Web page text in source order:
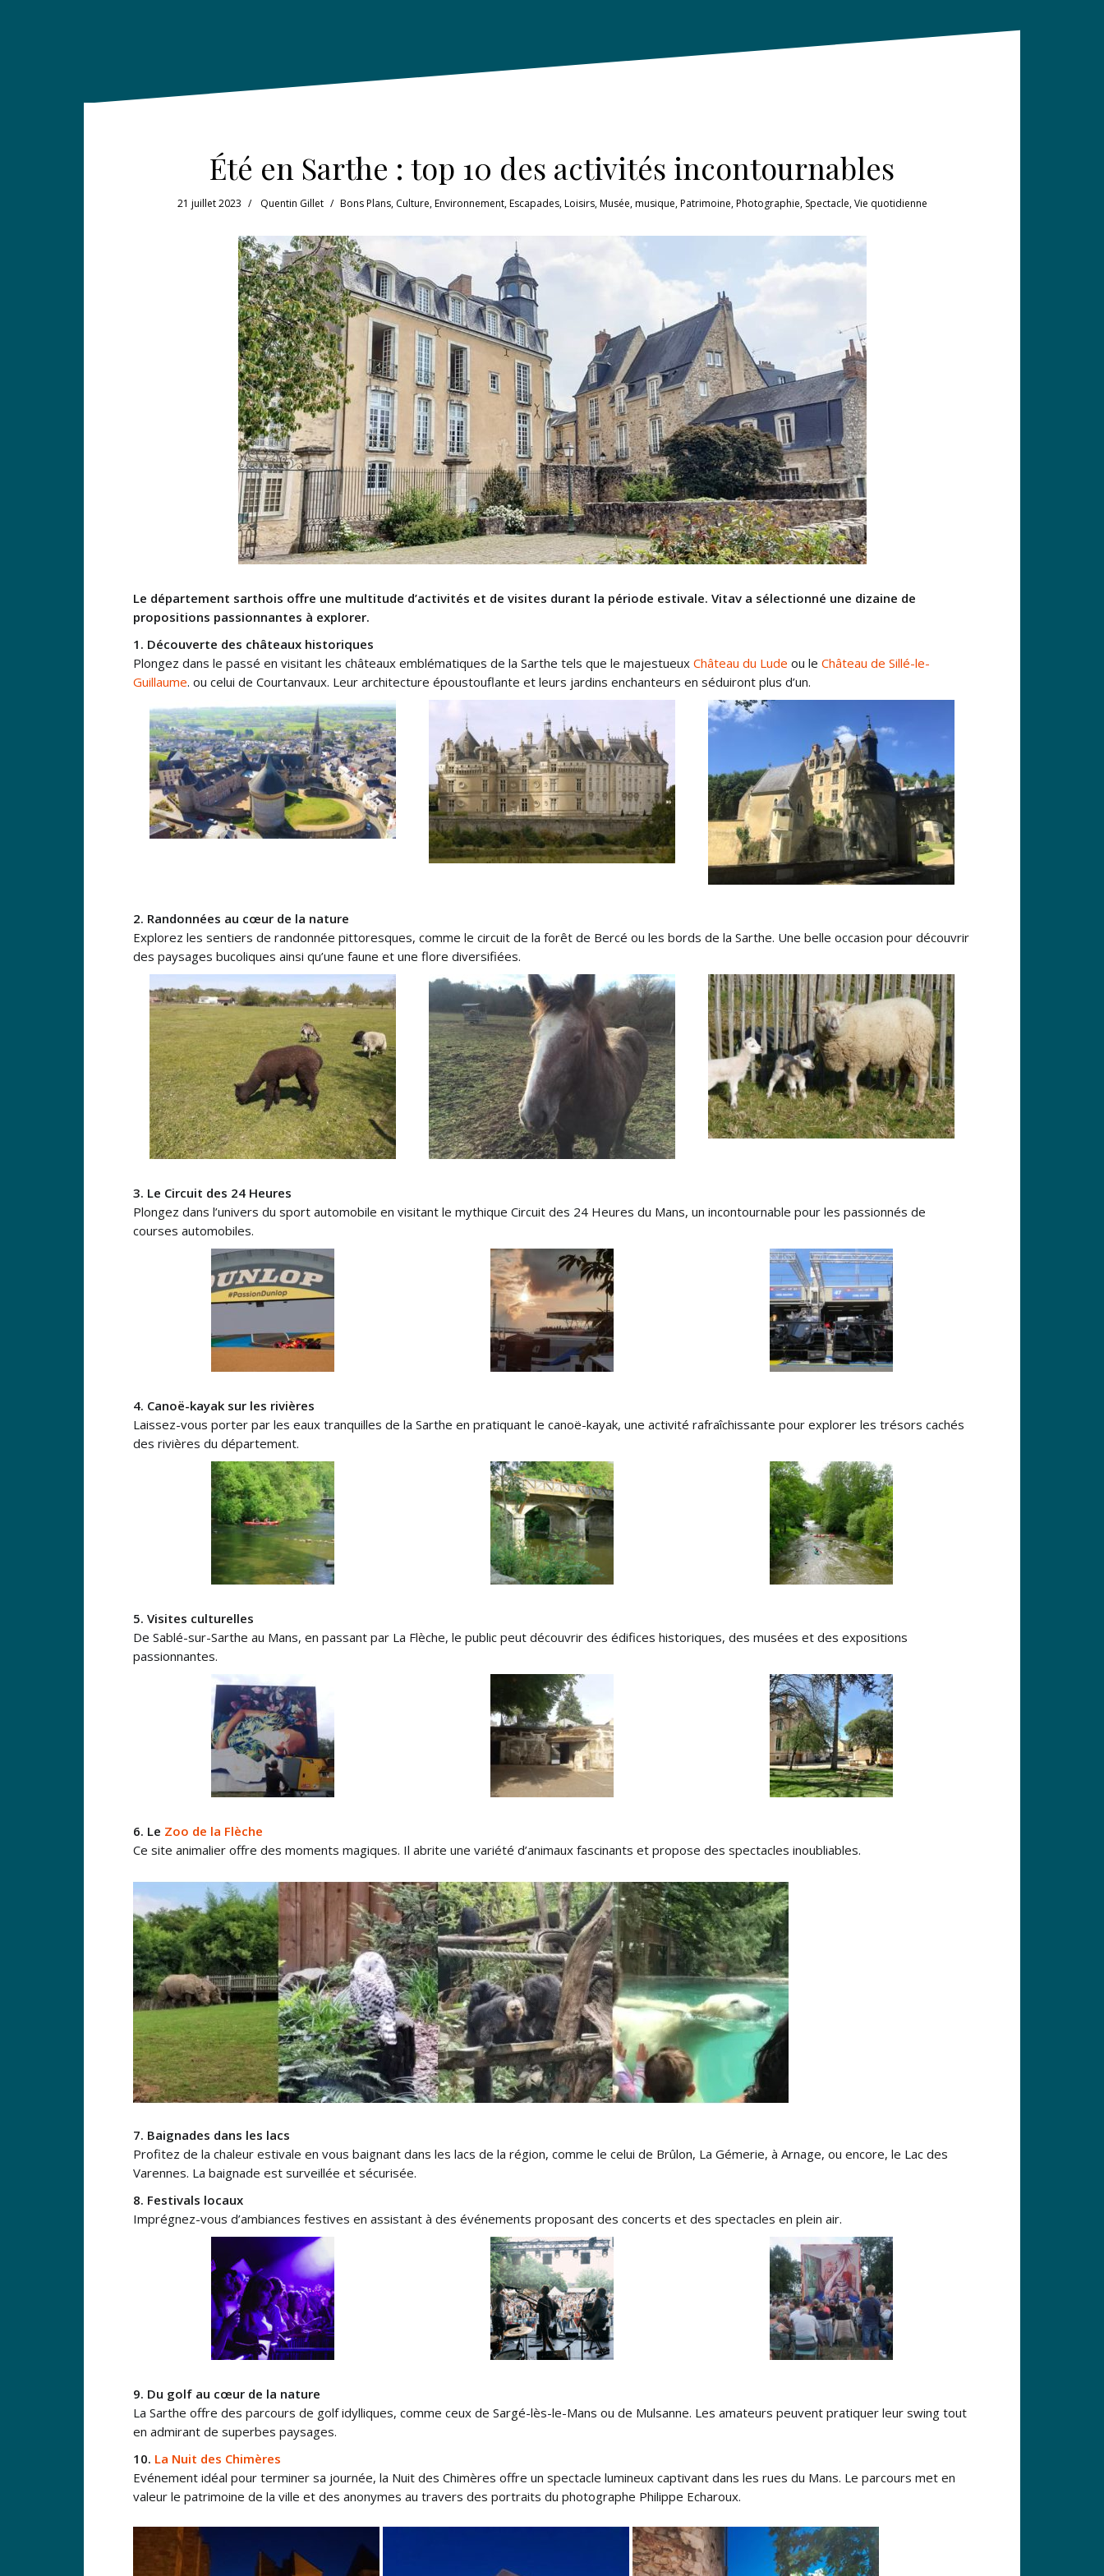
Été en Sarthe : top 10 des activités incontournables
21 juillet 2023 Quentin Gillet Bons Plans, Culture,Environnement,Escapades,Loisirs,Musée,musique,Patrimoine,Photographie, Spectacle,Vie quotidienne
Le département sarthois offre une multitude d’activités et de visites durant la période estivale. Vitav a sélectionné une dizaine de
propositions passionnantes à explorer.
1. Découverte des châteaux historiques
Plongez dans le passé en visitant les châteaux emblématiques de la Sarthe tels que le majestueux Château du Lude ou le Château de Sillé-le-
Guillaume. ou celui de Courtanvaux. Leur architecture époustouflante et leurs jardins enchanteurs en séduiront plus d’un.
2. Randonnées au cœur de la nature
Explorez les sentiers de randonnée pittoresques, comme le circuit de la forêt de Bercé ou les bords de la Sarthe. Une belle occasion pour découvrir
des paysages bucoliques ainsi qu’une faune et une flore diversifiées.
3. Le Circuit des 24 Heures
Plongez dans l’univers du sport automobile en visitant le mythique Circuit des 24 Heures du Mans, un incontournable pour les passionnés de
courses automobiles.
4. Canoë-kayak sur les rivières
Laissez-vous porter par les eaux tranquilles de la Sarthe en pratiquant le canoë-kayak, une activité rafraîchissante pour explorer les trésors cachés
des rivières du département.
5. Visites culturelles
De Sablé-sur-Sarthe au Mans, en passant par La Flèche, le public peut découvrir des édifices historiques, des musées et des expositions
passionnantes.
6. Le Zoo de la Flèche
Ce site animalier offre des moments magiques. Il abrite une variété d’animaux fascinants et propose des spectacles inoubliables.
7. Baignades dans les lacs
Profitez de la chaleur estivale en vous baignant dans les lacs de la région, comme le celui de Brûlon, La Gémerie, à Arnage, ou encore, le Lac des
Varennes. La baignade est surveillée et sécurisée.
8. Festivals locaux
Imprégnez-vous d’ambiances festives en assistant à des événements proposant des concerts et des spectacles en plein air.
9. Du golf au cœur de la nature
La Sarthe offre des parcours de golf idylliques, comme ceux de Sargé-lès-le-Mans ou de Mulsanne. Les amateurs peuvent pratiquer leur swing tout
en admirant de superbes paysages.
10. La Nuit des Chimères
Evénement idéal pour terminer sa journée, la Nuit des Chimères offre un spectacle lumineux captivant dans les rues du Mans. Le parcours met en
valeur le patrimoine de la ville et des anonymes au travers des portraits du photographe Philippe Echaroux.